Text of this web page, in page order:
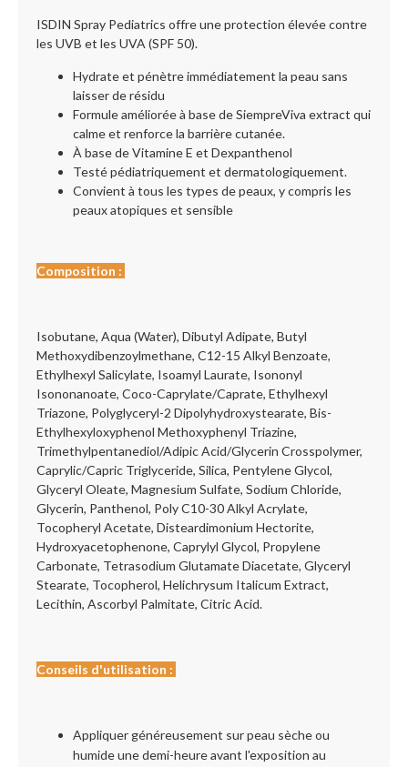
ISDIN Spray Pediatrics offre une protection élevée contre
les UVB et les UVA (SPF 50).
Hydrate et pénètre immédiatement la peau sans
laisser de résidu
Formule améliorée à base de SiempreViva extract qui
calme et renforce la barrière cutanée.
À base de Vitamine E et Dexpanthenol
Testé pédiatriquement et dermatologiquement.
Convient à tous les types de peaux, y compris les
peaux atopiques et sensible
Composition :
Isobutane, Aqua (Water), Dibutyl Adipate, Butyl
Methoxydibenzoylmethane, C12-15 Alkyl Benzoate,
Ethylhexyl Salicylate, Isoamyl Laurate, Isononyl
Isononanoate, Coco-Caprylate/Caprate, Ethylhexyl
Triazone, Polyglyceryl-2 Dipolyhydroxystearate, Bis-
Ethylhexyloxyphenol Methoxyphenyl Triazine,
Trimethylpentanediol/Adipic Acid/Glycerin Crosspolymer,
Caprylic/Capric Triglyceride, Silica, Pentylene Glycol,
Glyceryl Oleate, Magnesium Sulfate, Sodium Chloride,
Glycerin, Panthenol, Poly C10-30 Alkyl Acrylate,
Tocopheryl Acetate, Disteardimonium Hectorite,
Hydroxyacetophenone, Caprylyl Glycol, Propylene
Carbonate, Tetrasodium Glutamate Diacetate, Glyceryl
Stearate, Tocopherol, Helichrysum Italicum Extract,
Lecithin, Ascorbyl Palmitate, Citric Acid.
Conseils d'utilisation :
Appliquer généreusement sur peau sèche ou
humide une demi-heure avant l'exposition au